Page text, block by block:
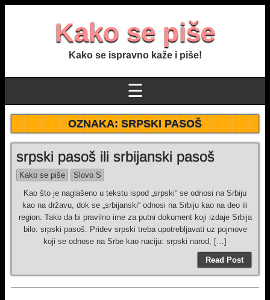
Kako se piše
Kako se ispravno kaže i piše!
☰
OZNAKA:SRPSKI PASOŠ
srpski pasoš ili srbijanski pasoš
Kako se piše
Slovo S
Kao što je naglašeno u tekstu ispod „srpski“ se odnosi na Srbiju
kao na državu, dok se „srbijanski“ odnosi na Srbiju kao na deo ili
region. Tako da bi pravilno ime za putni dokument koji izdaje Srbija
bilo: srpski pasoš. Pridev srpski treba upotrebljavati uz pojmove
koji se odnose na Srbe kao naciju: srpski narod, […]
Read Post